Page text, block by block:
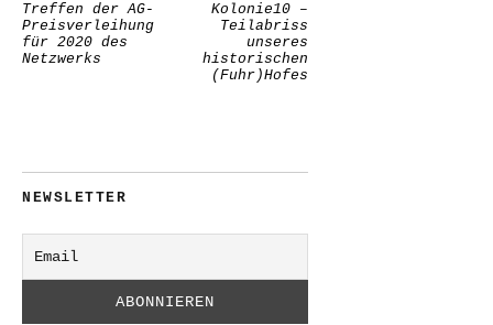
Treffen der AG-
Preisverleihung
für 2020 des
Netzwerks
Kolonie10 –
Teilabriss
unseres
historischen
(Fuhr)Hofes
NEWSLETTER